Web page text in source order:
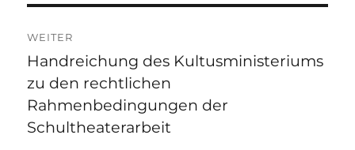
WEITER
Nächster
Beitrag:
Handreichung des Kultusministeriums
zu den rechtlichen
Rahmenbedingungen der
Schultheaterarbeit